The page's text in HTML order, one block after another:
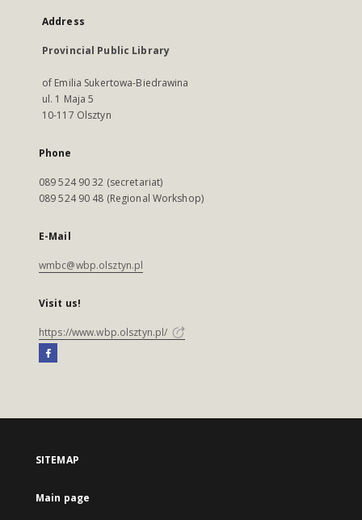
Address
Provincial Public Library
of Emilia Sukertowa-Biedrawina
ul. 1 Maja 5
10-117 Olsztyn
Phone
089 524 90 32 (secretariat)
089 524 90 48 (Regional Workshop)
E-Mail
wmbc@wbp.olsztyn.pl
Visit us!
https://www.wbp.olsztyn.pl/
SITEMAP
Main page